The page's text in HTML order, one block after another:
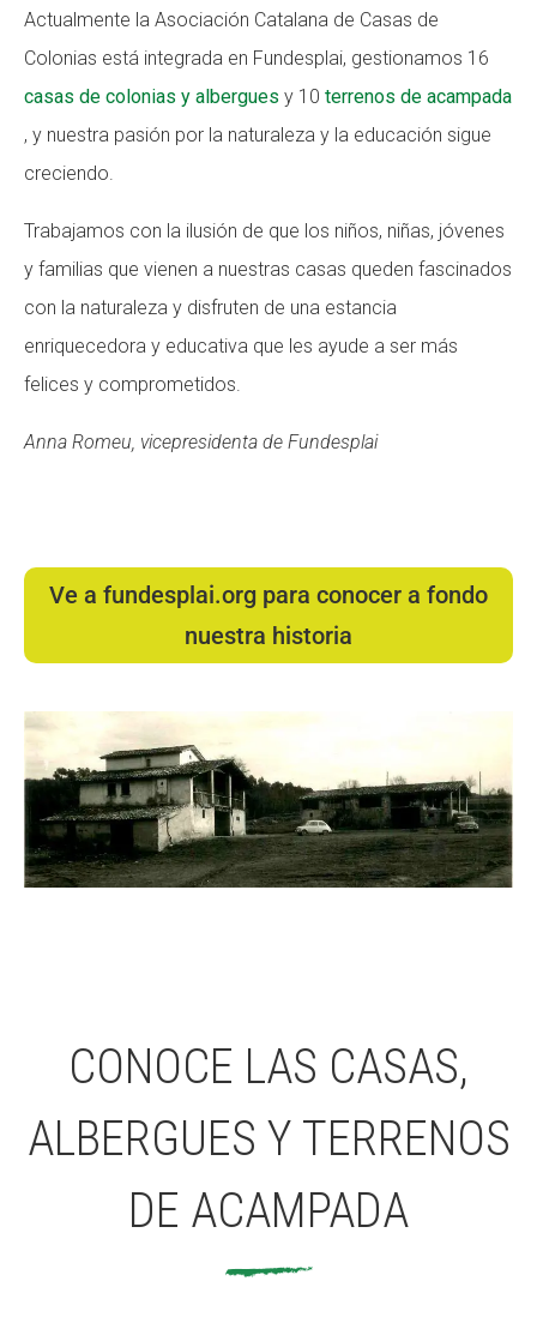
Actualmente la Asociación Catalana de Casas de
Colonias está integrada en Fundesplai, gestionamos 16
casas de colonias y albergues y 10 terrenos de acampada
, y nuestra pasión por la naturaleza y la educación sigue
creciendo.
Trabajamos con la ilusión de que los niños, niñas, jóvenes
y familias que vienen a nuestras casas queden fascinados
con la naturaleza y disfruten de una estancia
enriquecedora y educativa que les ayude a ser más
felices y comprometidos.
Anna Romeu, vicepresidenta de Fundesplai
Ve a fundesplai.org para conocer a fondo
nuestra historia
CONOCE LAS CASAS,
ALBERGUES Y TERRENOS
DE ACAMPADA